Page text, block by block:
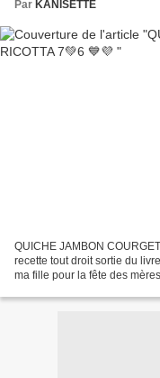
Par KANISETTE
QUICHE JAMBON
recette tout droit sortie du
ma fille pour la fête des